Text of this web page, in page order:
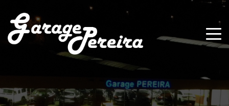
Paramètres avancés des cookies